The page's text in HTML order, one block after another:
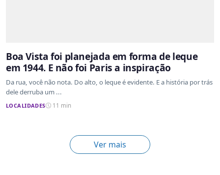
Boa Vista foi planejada em forma de leque
em 1944. E não foi Paris a inspiração
Da rua, você não nota. Do alto, o leque é evidente. E a história por trás
dele derruba um ...
LOCALIDADES 11 min
Ver mais